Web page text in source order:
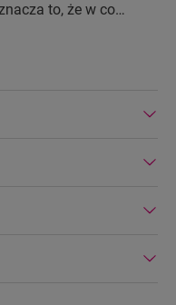
to, że w co
z drewna
Quick-Step